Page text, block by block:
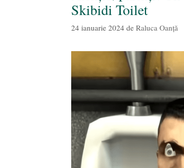
Skibidi Toilet
24 ianuarie 2024 de Raluca Oanță